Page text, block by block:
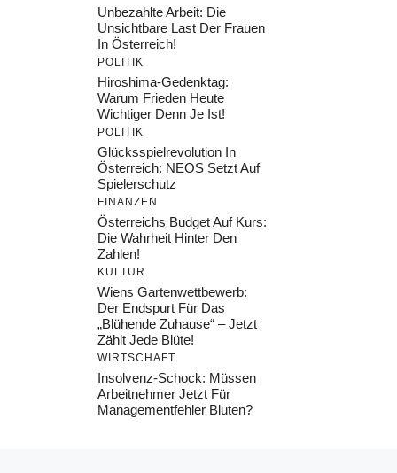
Unbezahlte Arbeit: Die
Unsichtbare Last Der Frauen
In Österreich!
POLITIK
Hiroshima-Gedenktag:
Warum Frieden Heute
Wichtiger Denn Je Ist!
POLITIK
Glücksspielrevolution In
Österreich: NEOS Setzt Auf
Spielerschutz
FINANZEN
Österreichs Budget Auf Kurs:
Die Wahrheit Hinter Den
Zahlen!
KULTUR
Wiens Gartenwettbewerb:
Der Endspurt Für Das
„Blühende Zuhause“ – Jetzt
Zählt Jede Blüte!
WIRTSCHAFT
Insolvenz-Schock: Müssen
Arbeitnehmer Jetzt Für
Managementfehler Bluten?